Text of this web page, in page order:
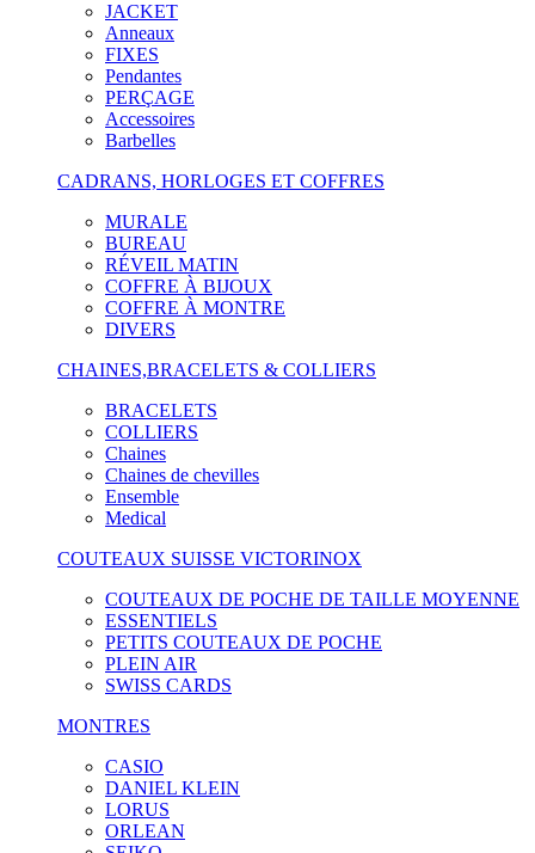
JACKET
Anneaux
FIXES
Pendantes
PERÇAGE
Accessoires
Barbelles
CADRANS, HORLOGES ET COFFRES
MURALE
BUREAU
RÉVEIL MATIN
COFFRE À BIJOUX
COFFRE À MONTRE
DIVERS
CHAINES,BRACELETS & COLLIERS
BRACELETS
COLLIERS
Chaines
Chaines de chevilles
Ensemble
Medical
COUTEAUX SUISSE VICTORINOX
COUTEAUX DE POCHE DE TAILLE MOYENNE
ESSENTIELS
PETITS COUTEAUX DE POCHE
PLEIN AIR
SWISS CARDS
MONTRES
CASIO
DANIEL KLEIN
LORUS
ORLEAN